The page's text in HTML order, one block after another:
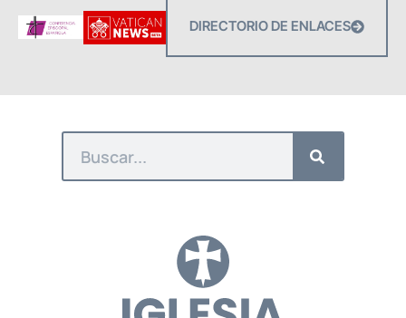
DIRECTORIO DE ENLACES